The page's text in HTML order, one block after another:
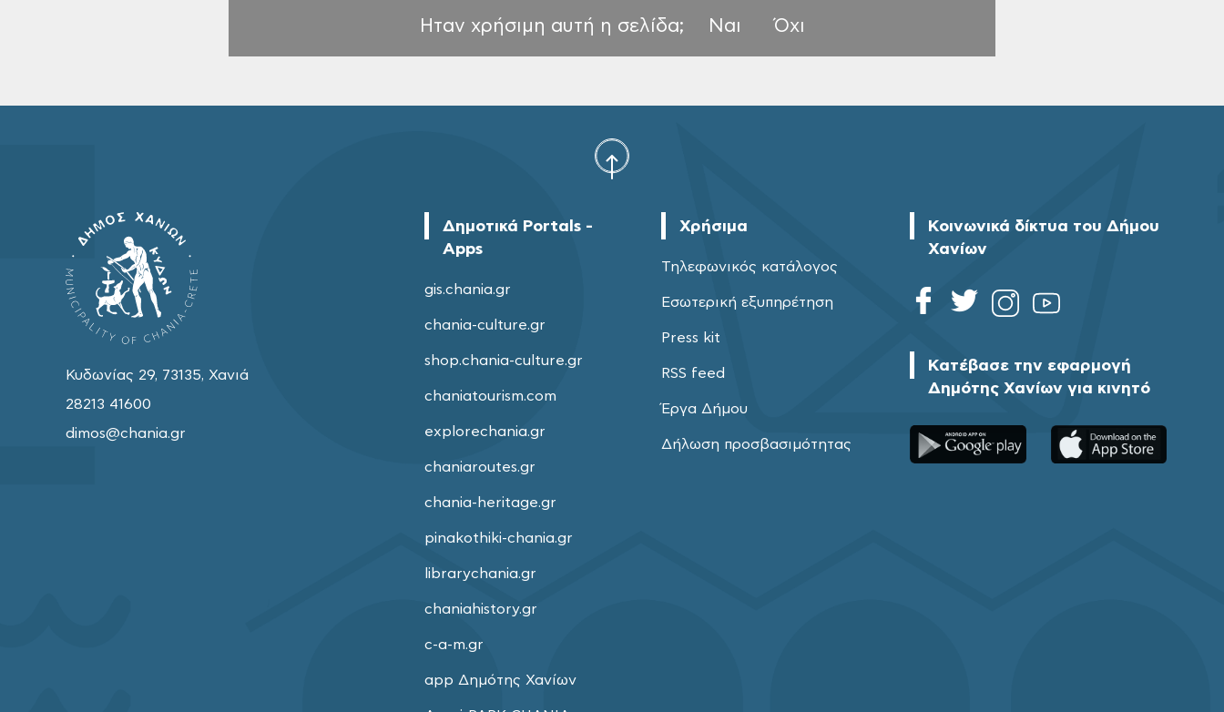
Ηταν χρήσιμη αυτή η σελίδα; Ναι Όχι
Κυδωνίας 29, 73135, Χανιά
28213 41600
dimos@chania.gr
Δημοτικά Portals -
Apps
gis.chania.gr
chania-culture.gr
shop.chania-culture.gr
chaniatourism.com
explorechania.gr
chaniaroutes.gr
chania-heritage.gr
pinakothiki-chania.gr
librarychania.gr
chaniahistory.gr
c-a-m.gr
app Δημότης Χανίων
Χρήσιμα
Τηλεφωνικός κατάλογος
Εσωτερική εξυπηρέτηση
Press kit
RSS feed
Έργα Δήμου
Δήλωση προσβασιμότητας
Κοινωνικά δίκτυα του Δήμου
Χανίων
Κατέβασε την εφαρμογή
Δημότης Χανίων για κινητό